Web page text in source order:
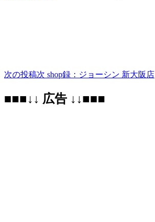
次の投稿次 shop録：ジョーシン 新大阪店
■■■↓↓ 広告 ↓↓■■■